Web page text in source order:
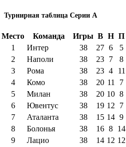
Турнирная таблица Серии А
Место Команда Игры В Н П
1
Интер 38 27 6 5
2
Наполи 38 23 7 8
3
Рома 38 23 4 11
4
Комо 38 20 11 7
5
Милан 38 20 10 8
6
Ювентус 38 19 12 7
7
Аталанта 38 15 14 9
8
Болонья 38 16 8 14
9
Лацио 38 14 12 12